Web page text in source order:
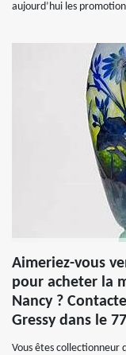
aujourd’hui les
Aimeriez-vous
pour acheter la
Nancy ?
Gressy dans le
Vous êtes collectionneur